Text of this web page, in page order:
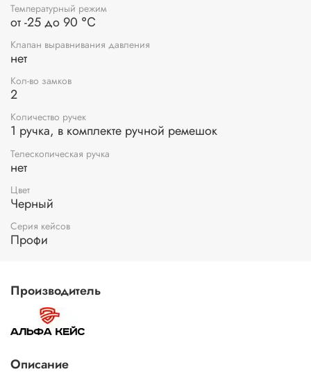
Температурный режим
от -25 до 90 ℃
Клапан выравнивания давления
нет
Кол-во замков
2
Количество ручек
1 ручка, в комплекте ручной ремешок
Телескопическая ручка
нет
Цвет
Черный
Серия кейсов
Профи
Производитель
Описание